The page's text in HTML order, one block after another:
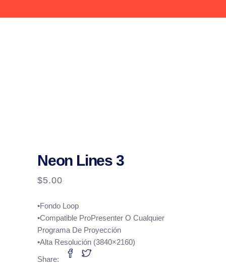
Neon Lines 3
$5.00
•Fondo Loop
•Compatible ProPresenter O Cualquier
Programa De Proyección
•Alta Resolución (3840×2160)
Share: